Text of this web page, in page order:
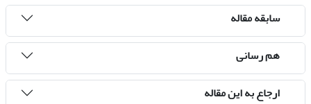
سابقه مقاله
هم رسانی
ارجاع به این مقاله